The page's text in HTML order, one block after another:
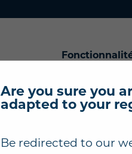
Are you sure you
adapted to your
Be redirected to our